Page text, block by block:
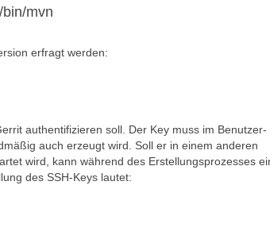
mvn
erfragt werden:
authentifizieren soll. Der Key muss im Benutzer-
auch erzeugt wird. Soll er in einem anderen
wird, kann während des Erstellungsprozesses
des SSH-Keys lautet: